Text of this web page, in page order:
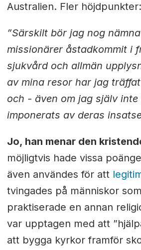
Australien. Fler höjdpunkter:
”Särskilt bör jag nog
missionärer åstadkommit i
sjukvård och allmän
av mina resor har jag
och - även om jag själv
imponerats av deras
Jo, han menar den
möjligtvis hade vissa
även användes för att
tvingades på människor
praktiserade en annan
var upptagen med att
att bygga kyrkor framför